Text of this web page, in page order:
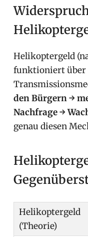
Helikoptergeld
funktioniert über
den Bürgern →
Nachfrage →
genau diesen
Helikoptergeld
(Theorie)